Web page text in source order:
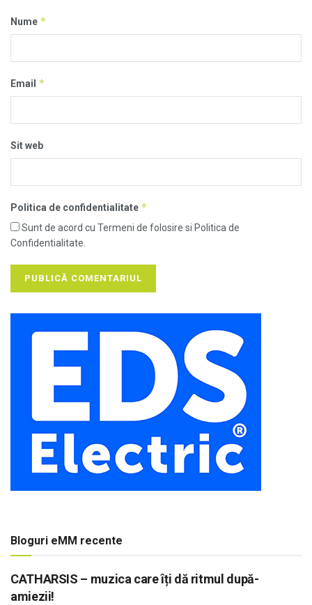
Nume *
Email *
Sit web
Politica de confidentialitate *
Sunt de acord cu Termeni de folosire si Politica de
Confidentialitate.
Bloguri eMM recente
CATHARSIS – muzica care îți dă ritmul după-
amiezii!